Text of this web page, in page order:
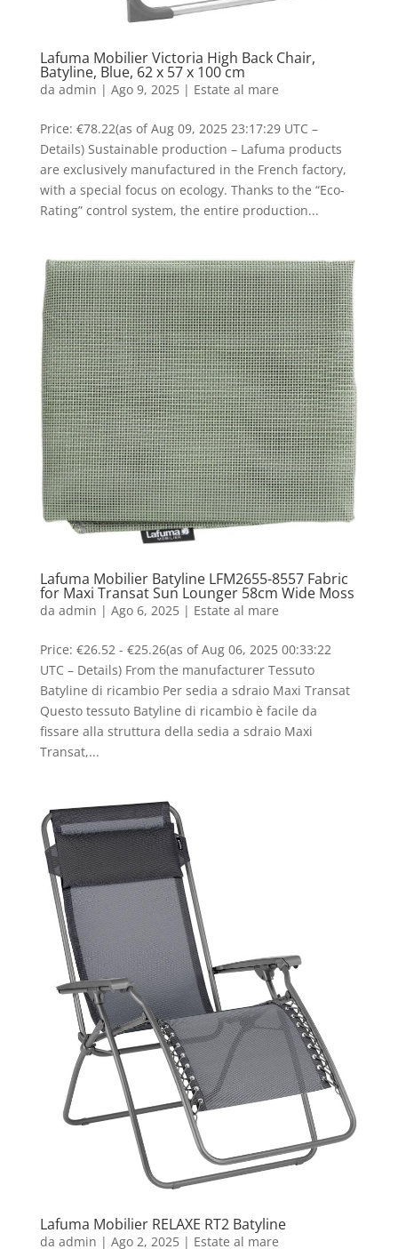
Lafuma Mobilier Victoria High Back Chair,
Batyline, Blue, 62 x 57 x 100 cm
da admin | Ago 9, 2025| Estate al mare
Price: €78.22(as of Aug 09, 2025 23:17:29 UTC –
Details) Sustainable production – Lafuma products
are exclusively manufactured in the French factory,
with a special focus on ecology. Thanks to the “Eco-
Rating” control system, the entire production...
Lafuma Mobilier Batyline LFM2655-8557 Fabric
for Maxi Transat Sun Lounger 58cm Wide Moss
da admin | Ago 6, 2025| Estate al mare
Price: €26.52 - €25.26(as of Aug 06, 2025 00:33:22
UTC – Details) From the manufacturer Tessuto
Batyline di ricambio Per sedia a sdraio Maxi Transat
Questo tessuto Batyline di ricambio è facile da
fissare alla struttura della sedia a sdraio Maxi
Transat,...
Lafuma Mobilier RELAXE RT2 Batyline
da admin | Ago 2, 2025| Estate al mare